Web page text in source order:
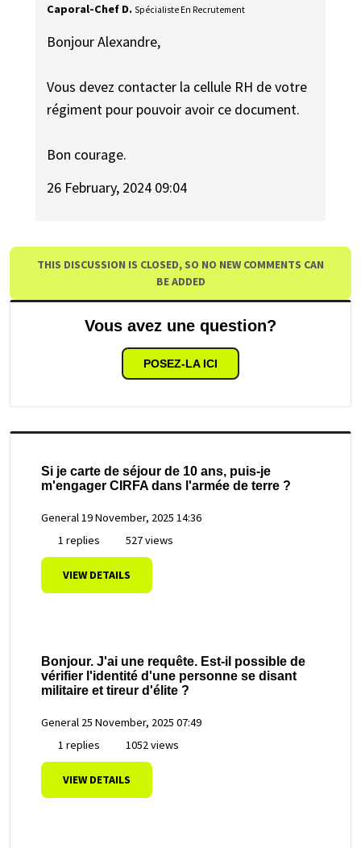
Caporal-Chef D. Spécialiste En Recrutement
Bonjour Alexandre,
Vous devez contacter la cellule RH de votre
régiment pour pouvoir avoir ce document.
Bon courage.
26 February, 2024 09:04
THIS DISCUSSION IS CLOSED, SO NO NEW COMMENTS CAN
BE ADDED
Vous avez une question?
POSEZ-LA ICI
Si je carte de séjour de 10 ans, puis-je
m'engager CIRFA dans l'armée de terre ?
General19 November, 2025 14:36
1 replies
527 views
VIEW DETAILS
Bonjour. J'ai une requête. Est-il possible de
vérifier l'identité d'une personne se disant
militaire et tireur d'élite ?
General 25 November, 2025 07:49
1 replies
1052 views
VIEW DETAILS